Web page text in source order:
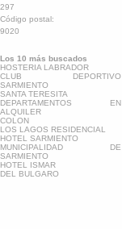
297
Código postal:
9020
Los 10 más buscados
HOSTERIA LABRADOR
CLUB DEPORTIVO
SARMIENTO
SANTA TERESITA
DEPARTAMENTOS EN
ALQUILER
COLON
LOS LAGOS RESIDENCIAL
HOTEL SARMIENTO
MUNICIPALIDAD DE
SARMIENTO
HOTEL ISMAR
DEL BULGARO